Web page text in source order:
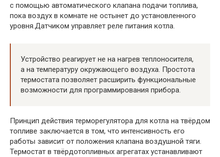
с помощью автоматического клапана подачи топлива,
пока воздух в комнате не остынет до установленного
уровня.Датчиком управляет реле питания котла.
Устройство реагирует не на нагрев теплоносителя,
а на температуру окружающего воздуха. Простота
термостата позволяет расширить функциональные
возможности для программирования прибора.
Принцип действия терморегулятора для котла на твёрдом
топливе заключается в том, что интенсивность его
работы зависит от положения клапана воздушной тяги.
Термостат в твёрдотопливных агрегатах устанавливают